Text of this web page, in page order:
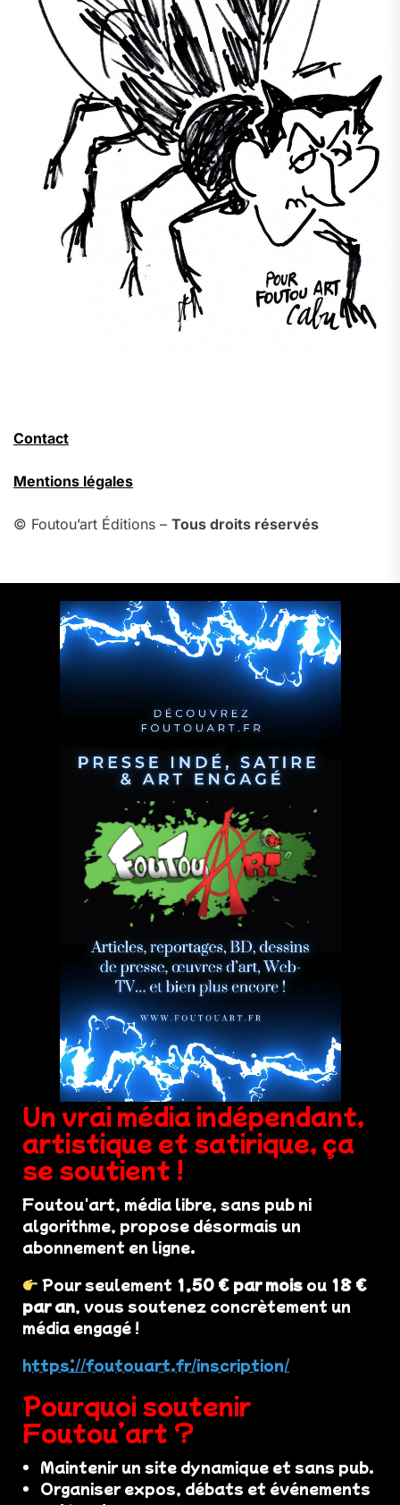
Contact
Mentions légales
© Foutou’art Éditions – Tous droits réservés
Un vrai média indépendant,
artistique et satirique, ça
se soutient !
Foutou'art, média libre, sans pub ni
algorithme, propose désormais un
abonnement en ligne.
Pour seulement 1,50 € par mois ou 18 €
par an, vous soutenez concrètement un
média engagé !
https://foutouart.fr/inscription/
Pourquoi soutenir
Foutou’art ?
Maintenir un site dynamique et sans pub.
Organiser expos, débats et événements